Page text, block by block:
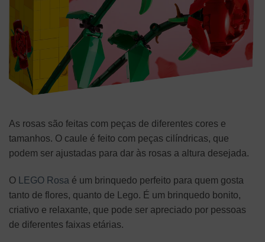
As rosas são feitas com peças de diferentes cores e
tamanhos. O caule é feito com peças cilíndricas, que
podem ser ajustadas para dar às rosas a altura desejada.
O LEGO Rosa é um brinquedo perfeito para quem gosta
tanto de flores, quanto de Lego. É um brinquedo bonito,
criativo e relaxante, que pode ser apreciado por pessoas
de diferentes faixas etárias.